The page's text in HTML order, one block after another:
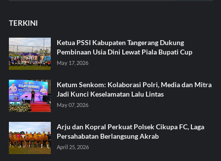
TERKINI
Ketua PSSI Kabupaten Tangerang Dukung
Pembinaan Usia Dini Lewat Piala Bupati Cup
May 17, 2026
Ketum Senkom: Kolaborasi Polri, Media dan Mitra
Jadi Kunci Keselamatan Lalu Lintas
May 07, 2026
Arju dan Kopral Perkuat Polsek Cikupa FC, Laga
Persahabatan Berlangsung Akrab
April 25, 2026